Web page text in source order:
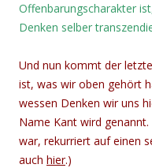
Offenbarungscharakter
Denken selber
Und nun kommt der
ist, was wir oben gehört
wessen Denken wir uns
Name Kant wird
war, rekurriert auf einen
auch hier.)